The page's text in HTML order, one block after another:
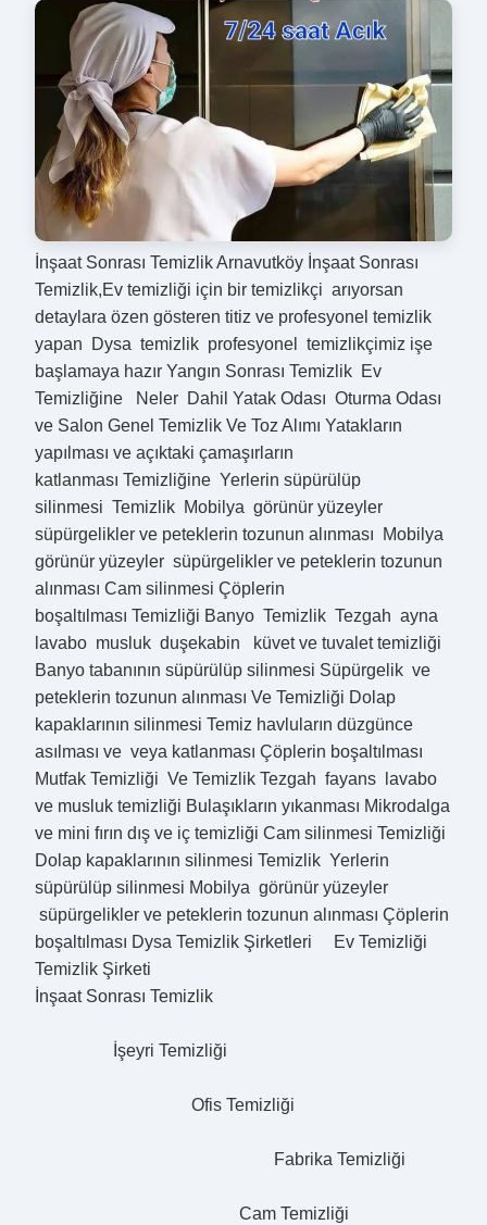
İnşaat Sonrası Temizlik Arnavutköy İnşaat Sonrası
Temizlik,Ev temizliği için bir temizlikçi arıyorsan
detaylara özen gösteren titiz ve profesyonel temizlik
yapan Dysa temizlik profesyonel temizlikçimiz işe
başlamaya hazır Yangın Sonrası Temizlik Ev
Temizliğine Neler Dahil Yatak Odası Oturma Odası
ve Salon Genel Temizlik Ve Toz Alımı Yatakların
yapılması ve açıktaki çamaşırların
katlanması Temizliğine Yerlerin süpürülüp
silinmesi Temizlik Mobilya görünür yüzeyler
süpürgelikler ve peteklerin tozunun alınması Mobilya
görünür yüzeyler süpürgelikler ve peteklerin tozunun
alınması Cam silinmesi Çöplerin
boşaltılması Temizliği Banyo Temizlik Tezgah ayna
lavabo musluk duşekabin küvet ve tuvalet temizliği
Banyo tabanının süpürülüp silinmesi Süpürgelik ve
peteklerin tozunun alınması Ve Temizliği Dolap
kapaklarının silinmesi Temiz havluların düzgünce
asılması ve veya katlanması Çöplerin boşaltılması
Mutfak Temizliği Ve Temizlik Tezgah fayans lavabo
ve musluk temizliği Bulaşıkların yıkanması Mikrodalga
ve mini fırın dış ve iç temizliği Cam silinmesi Temizliği
Dolap kapaklarının silinmesi Temizlik Yerlerin
süpürülüp silinmesi Mobilya görünür yüzeyler
süpürgelikler ve peteklerin tozunun alınması Çöplerin
boşaltılması Dysa Temizlik Şirketleri Ev Temizliği
Temizlik Şirketi
İnşaat Sonrası Temizlik
İşeyri Temizliği
Ofis Temizliği
Fabrika Temizliği
Cam Temizliği